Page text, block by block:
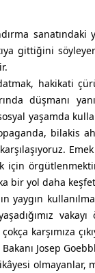
gittiğini
hakikati
düşmanı
yaşamda
bilakis
karşılaşıyoruz.
için
bir yol daha
yaygın
karşımıza
Josep